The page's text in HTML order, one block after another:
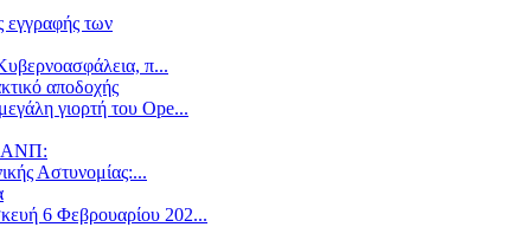
εγγραφής των
π...
αποδοχής
γιορτή του Ope...
Αστυνομίας:...
6 Φεβρουαρίου 202...